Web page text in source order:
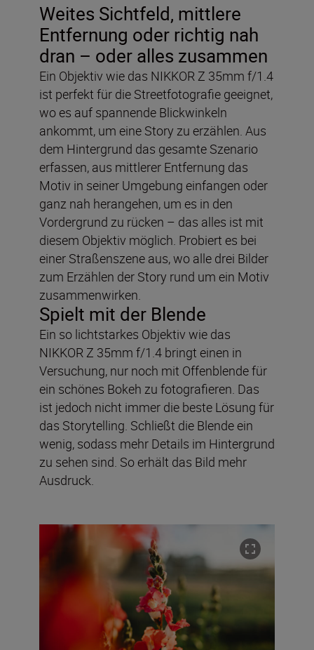
Weites Sichtfeld, mittlere
Entfernung oder richtig nah
dran – oder alles zusammen
Ein Objektiv wie das NIKKOR Z 35mm f/1.4
ist perfekt für die Streetfotografie geeignet,
wo es auf spannende Blickwinkeln
ankommt, um eine Story zu erzählen. Aus
dem Hintergrund das gesamte Szenario
erfassen, aus mittlerer Entfernung das
Motiv in seiner Umgebung einfangen oder
ganz nah herangehen, um es in den
Vordergrund zu rücken – das alles ist mit
diesem Objektiv möglich. Probiert es bei
einer Straßenszene aus, wo alle drei Bilder
zum Erzählen der Story rund um ein Motiv
zusammenwirken.
Spielt mit der Blende
Ein so lichtstarkes Objektiv wie das
NIKKOR Z 35mm f/1.4 bringt einen in
Versuchung, nur noch mit Offenblende für
ein schönes Bokeh zu fotografieren. Das
ist jedoch nicht immer die beste Lösung für
das Storytelling. Schließt die Blende ein
wenig, sodass mehr Details im Hintergrund
zu sehen sind. So erhält das Bild mehr
Ausdruck.